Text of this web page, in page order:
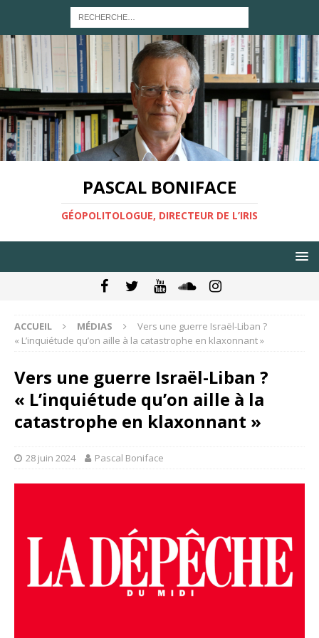
PASCAL BONIFACE
GÉOPOLITOLOGUE, DIRECTEUR DE L’IRIS
ACCUEIL MÉDIAS
Vers une guerre Israël-Liban ?
« L’inquiétude qu’on aille à la catastrophe en klaxonnant »
Vers une guerre Israël-Liban ?
« L’inquiétude qu’on aille à la
catastrophe en klaxonnant »
28 juin 2024 Pascal Boniface